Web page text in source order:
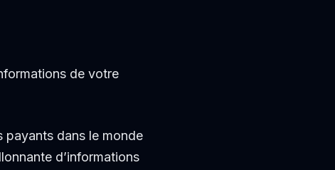
de votre
payants dans le monde
d’informations